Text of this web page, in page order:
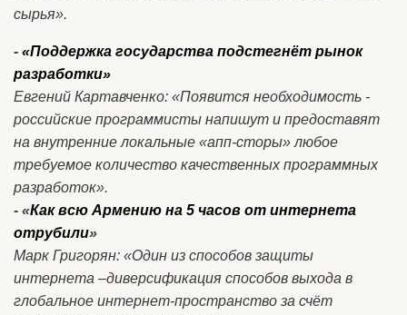
сырья».
- «Поддержка государства подстегнёт рынок
разработки»
Евгений Картавченко: «Появится необходимость -
российские программисты напишут и предоставят
на внутренние локальные «апп-сторы» любое
требуемое количество качественных программных
разработок».
- «Как всю Армению на 5 часов от интернета
отрубили»
Марк Григорян: «Один из способов защиты
интернета –диверсификация способов выхода в
глобальное интернет-пространство за счёт